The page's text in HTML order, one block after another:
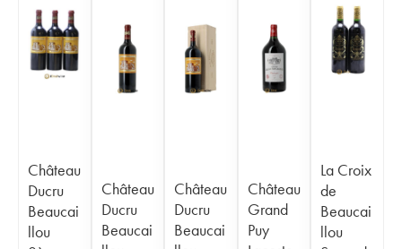
Château
Ducru
Beaucai
llou
Château
Ducru
Beaucai
Château
Ducru
Beaucai
Château
Grand
Puy
La Croix
de
Beaucai
llou